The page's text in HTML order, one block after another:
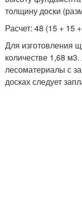
толщину доски
Расчет: 48 (15 + 15
Для изготовления
количестве 1,68
лесоматериалы с
досках следует